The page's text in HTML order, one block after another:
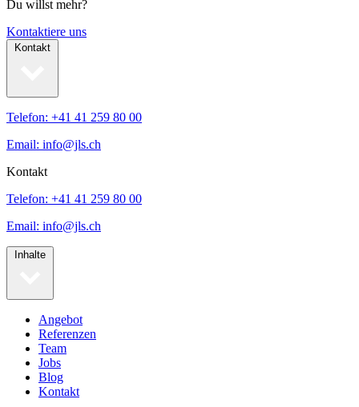
Du willst mehr?
Kontaktiere uns
Kontakt
Telefon: +41 41 259 80 00
Email: info@jls.ch
Kontakt
Telefon: +41 41 259 80 00
Email: info@jls.ch
Inhalte
Angebot
Referenzen
Team
Jobs
Blog
Kontakt